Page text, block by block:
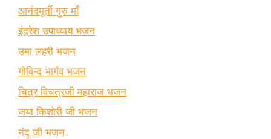
आनंदमूर्ती गुरु माँ
इंद्रेश उपाध्याय भजन
उमा लहरी भजन
गोविन्द भार्गव भजन
चित्र विचत्रजी महाराज भजन
जया किशोरी जी भजन
नंदू जी भजन